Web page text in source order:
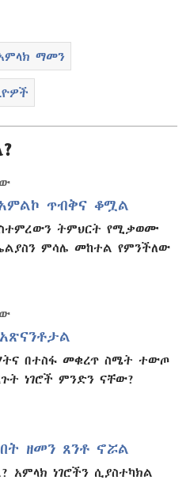
ማመን
ጥብቅና ቆሟል
ትምህርት የሚቃወሙ
ምሳሌ መከተል የምንችለው
በተስፋ መቁረጥ ስሜት ተውጦ
ነገሮች ምንድን ናቸው?
ዘመን ጸንቶ ኖሯል
አምላክ ነገሮችን ሲያስተካክል